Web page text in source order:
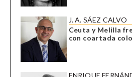
J. A. SÁEZ CALVO
Ceuta y Melilla
con coartada